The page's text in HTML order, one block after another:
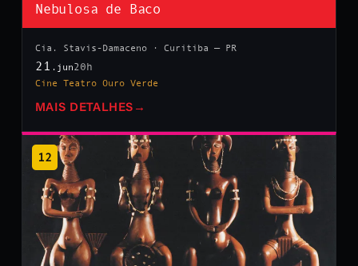
Nebulosa de Baco
Cia. Stavis-Damaceno · Curitiba — PR
21 .jun20h
Cine Teatro Ouro Verde
MAIS DETALHES →
12